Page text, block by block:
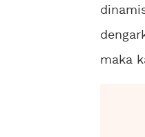
maka